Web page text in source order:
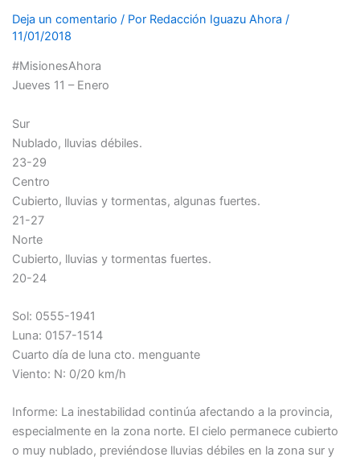
Deja un comentario / Por Redacción Iguazu Ahora /
11/01/2018
#MisionesAhora
Jueves 11 – Enero
Sur
Nublado, lluvias débiles.
23-29
Centro
Cubierto, lluvias y tormentas, algunas fuertes.
21-27
Norte
Cubierto, lluvias y tormentas fuertes.
20-24
Sol: 0555-1941
Luna: 0157-1514
Cuarto día de luna cto. menguante
Viento: N: 0/20 km/h
Informe: La inestabilidad continúa afectando a la provincia,
especialmente en la zona norte. El cielo permanece cubierto
o muy nublado, previéndose lluvias débiles en la zona sur y